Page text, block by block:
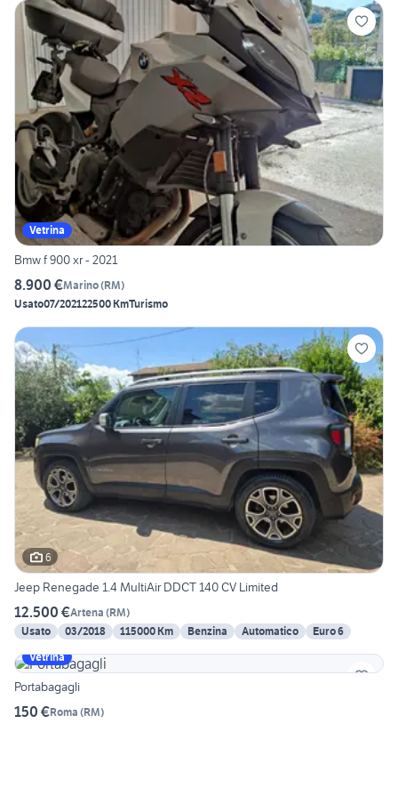
Vetrina
Bmw f 900 xr - 2021
8.900 €Marino(RM)
Usato07/202122500 KmTurismo
6
Jeep Renegade 1.4 MultiAir DDCT 140 CV Limited
12.500 €Artena (RM)
Usato
03/2018 115000 Km Benzina Automatico
Euro 6
Vetrina
Portabagagli
150 €Roma (RM)